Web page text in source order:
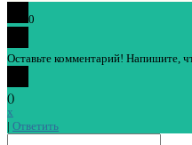
0
Оставьте комментарий! Напишите,
()
x
| Ответить